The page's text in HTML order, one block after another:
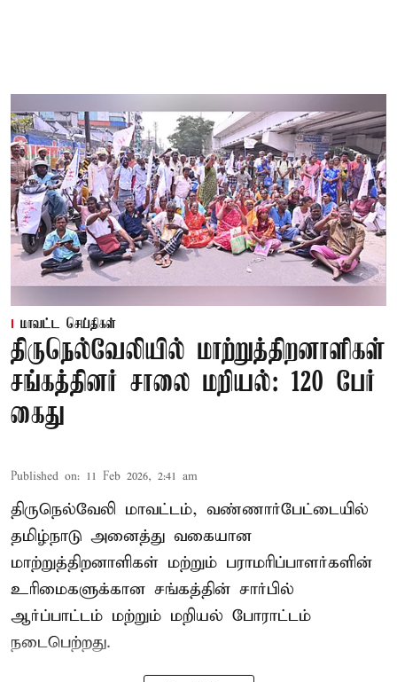
மாவட்ட செய்திகள்
திருநெல்வேலியில் மாற்றுத்திறனாளிகள்
சங்கத்தினர் சாலை மறியல்: 120 பேர்
கைது
Published on: 11 Feb 2026, 2:41 am
திருநெல்வேலி மாவட்டம், வண்ணார்பேட்டையில்
தமிழ்நாடு அனைத்து வகையான
மாற்றுத்திறனாளிகள் மற்றும் பராமரிப்பாளர்களின்
உரிமைகளுக்கான சங்கத்தின் சார்பில்
ஆர்ப்பாட்டம் மற்றும் மறியல் போராட்டம்
நடைபெற்றது.